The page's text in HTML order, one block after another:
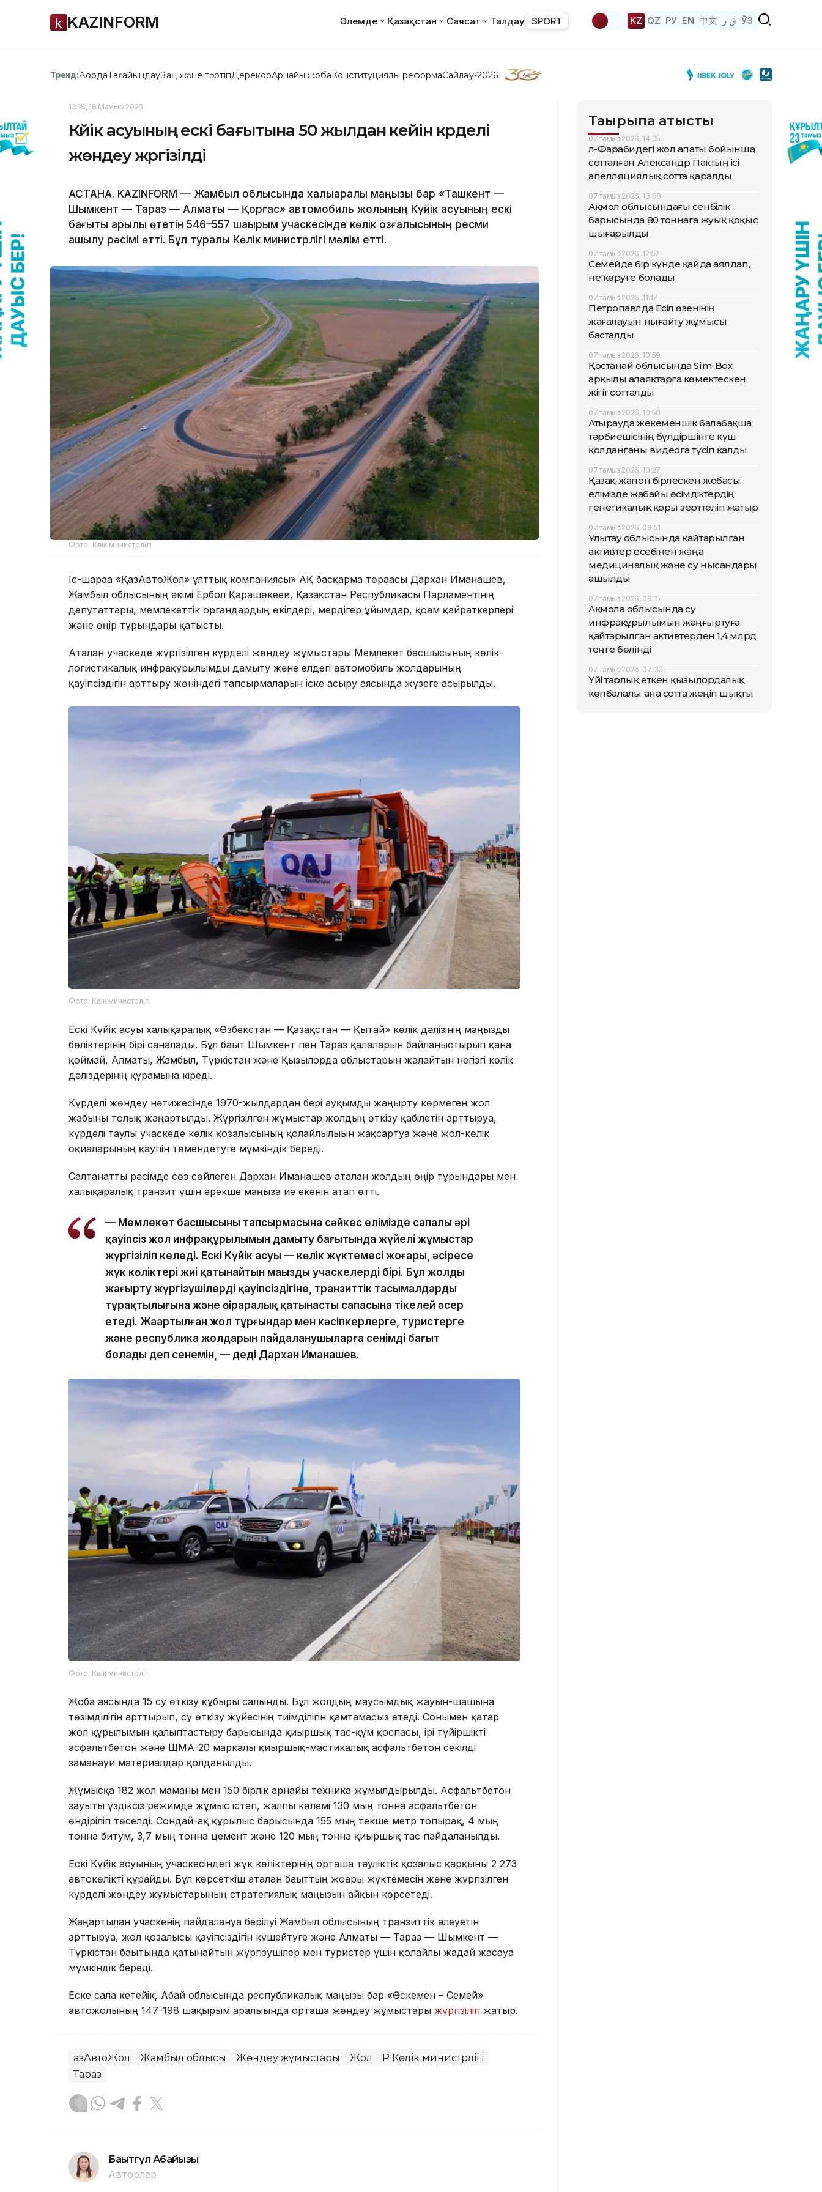
KAZINFORM Әлемде Қазақстан Саясат Талдау SPORT KZ QZ РУ EN 中文 ق ز ЎЗ
Тренд:АқордаТағайындауЗаң және тәртіпДерекқорАрнайы жобаКонституциялық реформаСайлау-2026
13:18, 18 Мамыр 2026
Күйік асуының ескі бағытына 50 жылдан кейін күрделі
жөндеу жүргізілді
АСТАНА. KAZINFORM — Жамбыл облысында халықаралық маңызы бар «Ташкент —
Шымкент — Тараз — Алматы — Қорғас» автомобиль жолының Күйік асуының ескі
бағыты арқылы өтетін 546–557 шақырым учаскесінде көлік қозғалысының ресми
ашылу рәсімі өтті. Бұл туралы Көлік министрлігі мәлім етті.
Фото: Көлік министрлігі
Іс-шараға «ҚазАвтоЖол» ұлттық компаниясы» АҚ басқарма төрағасы Дархан Иманашев,
Жамбыл облысының әкімі Ербол Қарашөкеев, Қазақстан Республикасы Парламентінің
депутаттары, мемлекеттік органдардың өкілдері, мердігер ұйымдар, қоғам қайраткерлері
және өңір тұрғындары қатысты.
Аталған учаскеде жүргізілген күрделі жөндеу жұмыстары Мемлекет басшысының көлік-
логистикалық инфрақұрылымды дамыту және елдегі автомобиль жолдарының
қауіпсіздігін арттыру жөніндегі тапсырмаларын іске асыру аясында жүзеге асырылды.
Фото: Көлік министрлігі
Ескі Күйік асуы халықаралық «Өзбекстан — Қазақстан — Қытай» көлік дәлізінің маңызды
бөліктерінің бірі саналады. Бұл бағыт Шымкент пен Тараз қалаларын байланыстырып қана
қоймай, Алматы, Жамбыл, Түркістан және Қызылорда облыстарын жалғайтын негізгі көлік
дәліздерінің құрамына кіреді.
Күрделі жөндеу нәтижесінде 1970-жылдардан бері ауқымды жаңғырту көрмеген жол
жабыны толық жаңартылды. Жүргізілген жұмыстар жолдың өткізу қабілетін арттыруға,
күрделі таулы учаскеде көлік қозғалысының қолайлылығын жақсартуға және жол-көлік
оқиғаларының қаупін төмендетуге мүмкіндік береді.
Салтанатты рәсімде сөз сөйлеген Дархан Иманашев аталған жолдың өңір тұрғындары мен
халықаралық транзит үшін ерекше маңызға ие екенін атап өтті.
— Мемлекет басшысының тапсырмасына сәйкес елімізде сапалы әрі
қауіпсіз жол инфрақұрылымын дамыту бағытында жүйелі жұмыстар
жүргізіліп келеді. Ескі Күйік асуы — көлік жүктемесі жоғары, әсіресе
жүк көліктері жиі қатынайтын маңызды учаскелердің бірі. Бұл жолды
жаңғырту жүргізушілердің қауіпсіздігіне, транзиттік тасымалдардың
тұрақтылығына және өңіраралық қатынастың сапасына тікелей әсер
етеді. Жаңартылған жол тұрғындар мен кәсіпкерлерге, туристерге
және республика жолдарын пайдаланушыларға сенімді бағыт
болады деп сенемін, — деді Дархан Иманашев.
Фото: Көлік министрлігі
Жоба аясында 15 су өткізу құбыры салынды. Бұл жолдың маусымдық жауын-шашынға
төзімділігін арттырып, су өткізу жүйесінің тиімділігін қамтамасыз етеді. Сонымен қатар
жол құрылымын қалыптастыру барысында қиыршық тас-құм қоспасы, ірі түйіршікті
асфальтбетон және ЩМА-20 маркалы қиыршық-мастикалық асфальтбетон секілді
заманауи материалдар қолданылды.
Жұмысқа 182 жол маманы мен 150 бірлік арнайы техника жұмылдырылды. Асфальтбетон
зауыты үздіксіз режимде жұмыс істеп, жалпы көлемі 130 мың тонна асфальтбетон
өндіріліп төселді. Сондай-ақ құрылыс барысында 155 мың текше метр топырақ, 4 мың
тонна битум, 3,7 мың тонна цемент және 120 мың тонна қиыршық тас пайдаланылды.
Ескі Күйік асуының учаскесіндегі жүк көліктерінің орташа тәуліктік қозғалыс қарқыны 2 273
автокөлікті құрайды. Бұл көрсеткіш аталған бағыттың жоғары жүктемесін және жүргізілген
күрделі жөндеу жұмыстарының стратегиялық маңызын айқын көрсетеді.
Жаңартылған учаскенің пайдалануға берілуі Жамбыл облысының транзиттік әлеуетін
арттыруға, жол қозғалысы қауіпсіздігін күшейтуге және Алматы — Тараз — Шымкент —
Түркістан бағытында қатынайтын жүргізушілер мен туристер үшін қолайлы жағдай жасауға
мүмкіндік береді.
Еске сала кетейік, Абай облысында республикалық маңызы бар «Өскемен – Семей»
автожолының 147-198 шақырым аралығында орташа жөндеу жұмыстары жүргізіліп жатыр.
ҚазАвтоЖол Жамбыл облысы Жөндеу жұмыстары Жол
ҚР Көлік министрлігі
Тараз
Бақытгүл Абайқызы
Авторлар
Тақырыпқа қатысты
07 тамыз 2026, 14:05
Әл-Фарабидегі жол апаты бойынша
сотталған Александр Пактың ісі
апелляциялық сотта қаралды
07 тамыз 2026, 13:00
Ақмол облысындағы сенбілік
барысында 80 тоннаға жуық қоқыс
шығарылды
07 тамыз 2026, 12:52
Семейде бір күнде қайда аялдап,
не көруге болады
07 тамыз 2026, 11:17
Петропавлда Есіл өзенінің
жағалауын нығайту жұмысы
басталды
07 тамыз 2026, 10:59
Қостанай облысында Sim-Box
арқылы алаяқтарға көмектескен
жігіт сотталды
07 тамыз 2026, 10:50
Атырауда жекеменшік балабақша
тәрбиешісінің бүлдіршінге күш
қолданғаны видеоға түсіп қалды
07 тамыз 2026, 10:27
Қазақ-жапон бірлескен жобасы:
елімізде жабайы өсімдіктердің
генетикалық қоры зерттеліп жатыр
07 тамыз 2026, 09:51
Ұлытау облысында қайтарылған
активтер есебінен жаңа
медициналық және су нысандары
ашылды
07 тамыз 2026, 09:15
Ақмола облысында су
инфрақұрылымын жаңғыртуға
қайтарылған активтерден 1,4 млрд
теңге бөлінді
07 тамыз 2026, 07:30
Үйі тарлық еткен қызылордалық
көпбалалы ана сотта жеңіп шықты